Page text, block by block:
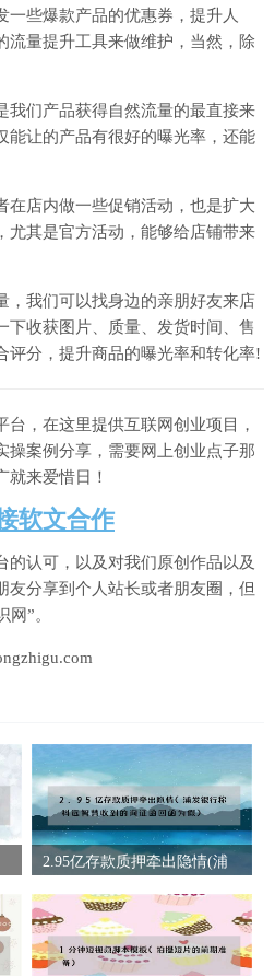
一些爆款产品的优惠券，提升人
流量提升工具来做维护，当然，除
我们产品获得自然流量的最直接来
能让的产品有很好的曝光率，还能
在店内做一些促销活动，也是扩大
尤其是官方活动，能够给店铺带来
，我们可以找身边的亲朋好友来店
下收获图片、质量、发货时间、售
评分，提升商品的曝光率和转化率!
，在这里提供互联网创业项目，
操案例分享，需要网上创业点子那
就来爱惜日！
软文合作
的认可，以及对我们原创作品以及
友分享到个人站长或者朋友圈，但
”。
2.95亿存款质押牵出隐情(浦
证函回函为假)